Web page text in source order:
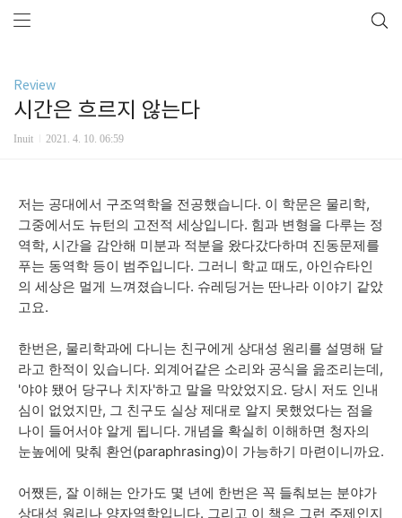
Review
시간은 흐르지 않는다
Inuit 2021. 4. 10. 06:59
저는 공대에서 구조역학을 전공했습니다. 이 학문은 물리학,
그중에서도 뉴턴의 고전적 세상입니다. 힘과 변형을 다루는 정
역학, 시간을 감안해 미분과 적분을 왔다갔다하며 진동문제를
푸는 동역학 등이 범주입니다. 그러니 학교 때도, 아인슈타인
의 세상은 멀게 느껴졌습니다. 슈레딩거는 딴나라 이야기 같았
고요.
한번은, 물리학과에 다니는 친구에게 상대성 원리를 설명해 달
라고 한적이 있습니다. 외계어같은 소리와 공식을 읊조리는데,
'야야 됐어 당구나 치자'하고 말을 막았었지요. 당시 저도 인내
심이 없었지만, 그 친구도 실상 제대로 알지 못했었다는 점을
나이 들어서야 알게 됩니다. 개념을 확실히 이해하면 청자의
눈높에에 맞춰 환언(paraphrasing)이 가능하기 마련이니까요.
어쨌든, 잘 이해는 안가도 몇 년에 한번은 꼭 들춰보는 분야가
상대성 원리나 양자역학입니다. 그리고 이 책은 그런 주제인지